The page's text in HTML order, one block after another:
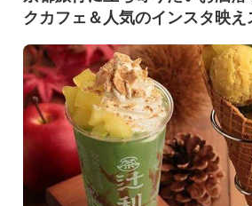
クカフェ＆人気のインスタ映え